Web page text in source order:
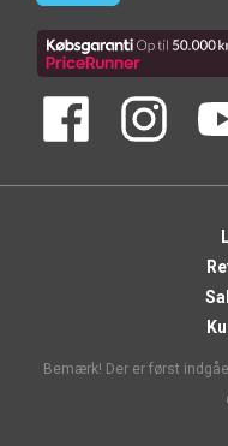
Bemærk! Der er først